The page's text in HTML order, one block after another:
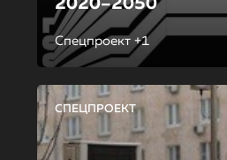
2020–2050
Спецпроект +1
СПЕЦПРОЕКТ